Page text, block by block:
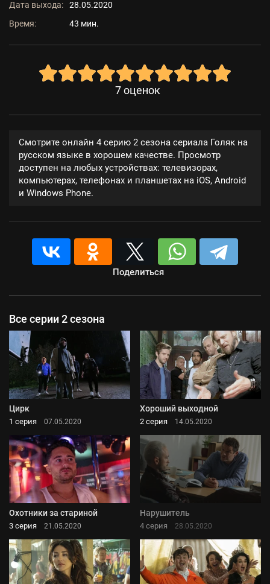
Дата выхода:
28.05.2020
Время:
43 мин.
7 оценок
Смотрите онлайн 4 серию 2 сезона сериала Голяк на
русском языке в хорошем качестве. Просмотр
доступен на любых устройствах: телевизорах,
компьютерах, телефонах и планшетах на iOS, Android
и Windows Phone.
Поделиться
Все серии 2 сезона
Цирк
1 серия 07.05.2020
Хороший выходной
2 серия 14.05.2020
Охотники за стариной
3 серия 21.05.2020
Нарушитель
4 серия 28.05.2020